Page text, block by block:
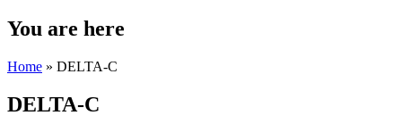
You are here
Home » DELTA-C
DELTA-C